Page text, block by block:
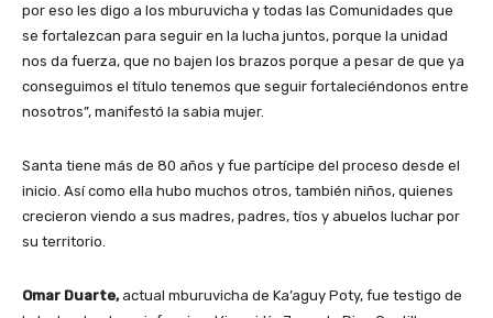
por eso les digo a los mburuvicha y todas las Comunidades que
se fortalezcan para seguir en la lucha juntos, porque la unidad
nos da fuerza, que no bajen los brazos porque a pesar de que ya
conseguimos el título tenemos que seguir fortaleciéndonos entre
nosotros”, manifestó la sabia mujer.
Santa tiene más de 80 años y fue partícipe del proceso desde el
inicio. Así como ella hubo muchos otros, también niños, quienes
crecieron viendo a sus madres, padres, tíos y abuelos luchar por
su territorio.
Omar Duarte,actual mburuvicha de Ka’aguy Poty, fue testigo de